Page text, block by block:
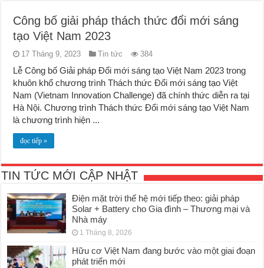
Công bố giải pháp thách thức đổi mới sáng
tạo Việt Nam 2023
17 Tháng 9, 2023 Tin tức 384
Lễ Công bố Giải pháp Đổi mới sáng tạo Việt Nam 2023 trong
khuôn khổ chương trình Thách thức Đổi mới sáng tạo Việt
Nam (Vietnam Innovation Challenge) đã chính thức diễn ra tại
Hà Nội. Chương trình Thách thức Đổi mới sáng tạo Việt Nam
là chương trình hiện ...
đọc tiếp »
TIN TỨC MỚI CẬP NHẬT
Điện mặt trời thế hệ mới tiếp theo: giải pháp
Solar + Battery cho Gia đình – Thương mại và
Nhà máy
1 Tháng 8, 2026
Hữu cơ Việt Nam đang bước vào một giai đoạn
phát triển mới